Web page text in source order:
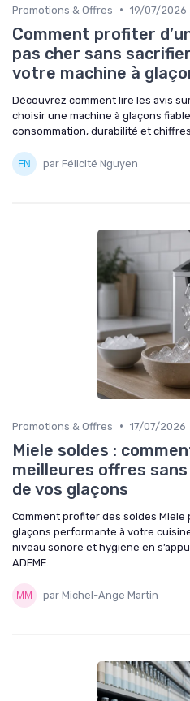
Promotions & Offres • 19/07/2026
Comment profiter
pas cher sans
votre machine à
Découvrez comment lire les avis
choisir une machine à glaçons
consommation, durabilité et
par Félicité Nguyen
Promotions & Offres • 17/07/2026
Miele soldes :
meilleures offres
de vos glaçons
Comment profiter des soldes
glaçons performante à votre
niveau sonore et hygiène en
ADEME.
par Michel-Ange Martin